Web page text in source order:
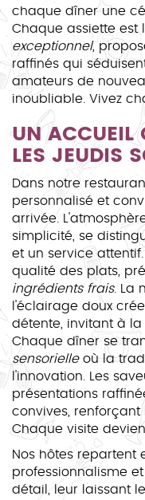
chaque dîner une
Chaque assiette est
exceptionnel,
raffinés qui
amateurs de
inoubliable. Vivez
UN ACCUEIL
LES JEUDIS
Dans notre
personnalisé et
arrivée.
simplicité, se
et un service
qualité des plats,
ingrédients frais. La
l'éclairage doux
détente, invitant à
Chaque dîner se
sensorielleoù la
l'innovation. Les
présentations
convives, renforçant
Chaque visite
Nos hôtes repartent
professionnalisme
détail, leur laissant